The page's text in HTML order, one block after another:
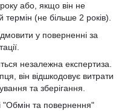
або, якщо він не
(не більше 2 років).
у поверненні за
незалежна експертиза.
він відшкодовує витрати
та зберігання.
"Обмін та повернення"